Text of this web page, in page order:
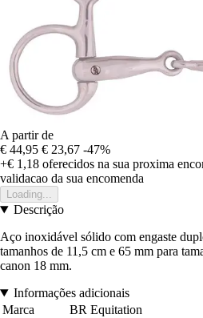
A partir de
€ 44,95 € 23,67 -47%
+€ 1,18 oferecidos na sua proxima
validacao da sua encomenda
Loading...
Descrição
Aço inoxidável sólido com engaste
tamanhos de 11,5 cm e 65 mm para
canon 18 mm.
Informações adicionais
Marca
BR Equitation